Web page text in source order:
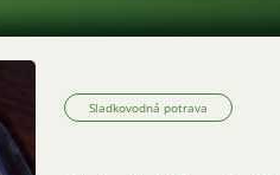
Sladkovodná potrava